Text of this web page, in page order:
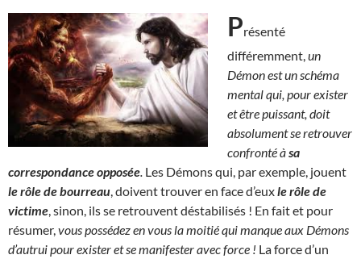
Présenté
différemment, un
Démon est un schéma
mental qui, pour exister
et être puissant, doit
absolument se retrouver
confronté àsa
correspondance opposée Les Démons qui, par exemple, jouent
le rôle de bourreau , doivent trouver en face d’euxle rôle de
victime , sinon, ils se retrouvent déstabilisés ! En fait et pour
résumer, vous possédez en vous la moitié qui manque aux Démons
d’autrui pour exister et se manifester avec force ! La force d’un